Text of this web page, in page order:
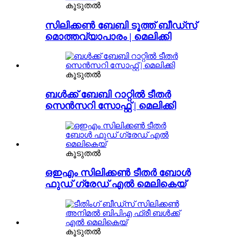
കൂടുതൽ
സിലിക്കൺ ബേബി ടൂത്ത് ബീഡ്സ്
മൊത്തവ്യാപാരം | മെലിക്കി
കൂടുതൽ
ബൾക്ക് ബേബി റാറ്റിൽ ടീതർ
സെൻസറി സോഫ്റ്റ് | മെലിക്കി
കൂടുതൽ
ഒഇഎം സിലിക്കൺ ടീതർ ബോൾ
ഫുഡ് ഗ്രേഡ് എൽ മെലികെയ്
കൂടുതൽ